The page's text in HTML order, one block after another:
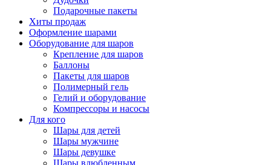
Подарочные пакеты
Хиты продаж
Оформление шарами
Оборудование для шаров
Крепление для шаров
Баллоны
Пакеты для шаров
Полимерный гель
Гелий и оборудование
Компрессоры и насосы
Для кого
Шары для детей
Шары мужчине
Шары девушке
Шары влюбленным